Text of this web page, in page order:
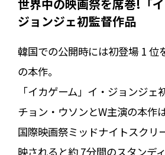
世界中の映画祭を席巻!「
ジョンジェ初監督作品
韓国での公開時には初登場 1 位
の本作。
「イカゲーム」イ・ジョンジェ
チョン・ウソンとW主演の本作
国際映画祭ミッドナイトスクリ
映されると約 7分間のスタンデ